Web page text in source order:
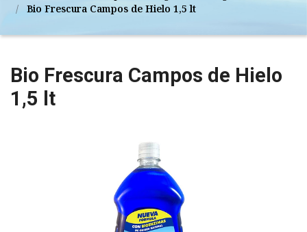
Bio Frescura Campos de Hielo 1,5 lt
Bio Frescura Campos de Hielo
1,5 lt